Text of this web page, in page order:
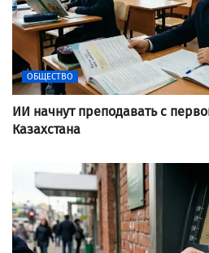
ОБЩЕСТВО
ИИ начнут преподавать с
Казахстана